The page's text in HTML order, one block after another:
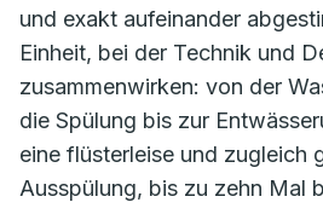
und exakt aufeinander
Einheit, bei der Technik und
zusammenwirken: von der
die Spülung bis zur
eine flüsterleise und zugleich
Ausspülung, bis zu zehn Mal